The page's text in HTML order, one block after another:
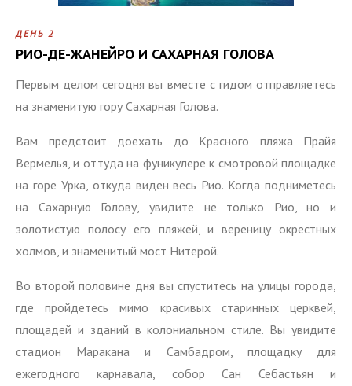
ДЕНЬ 2
РИО-ДЕ-ЖАНЕЙРО И САХАРНАЯ ГОЛОВА
Первым делом сегодня вы вместе с гидом отправляетесь
на знаменитую гору Сахарная Голова.
Вам предстоит доехать до Красного пляжа Прайя
Вермелья, и оттуда на фуникулере к смотровой площадке
на горе Урка, откуда виден весь Рио. Когда подниметесь
на Сахарную Голову, увидите не только Рио, но и
золотистую полосу его пляжей, и вереницу окрестных
холмов, и знаменитый мост Нитерой.
Во второй половине дня вы спуститесь на улицы города,
где пройдетесь мимо красивых старинных церквей,
площадей и зданий в колониальном стиле. Вы увидите
стадион Маракана и Самбадром, площадку для
ежегодного карнавала, собор Сан Себастьян и